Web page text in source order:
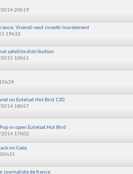
20h19
Vivendi veut investir lourdement
19h33
satellite distribution
10h51
on Eutelsat Hot Bird 13D
18h57
in open Eutelsat Hot Bird
17h02
on Gaza
journaliste de france